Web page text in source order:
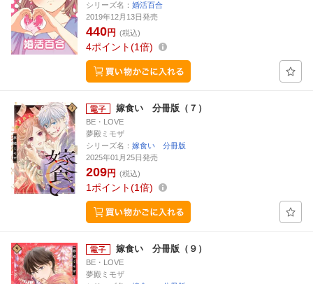
シリーズ名： 婚活百合
2019年12月13日発売
440円 (税込)
4ポイント 1倍
嫁食い 分冊版（７）
BE・LOVE
夢殿ミモザ
シリーズ名： 嫁食い 分冊版
2025年01月25日発売
209円 (税込)
1 ポイント 1倍
嫁食い 分冊版（９）
BE・LOVE
夢殿ミモザ